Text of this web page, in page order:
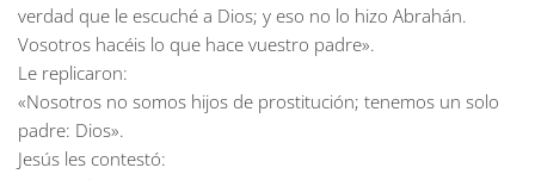
verdad que le escuché a Dios; y eso no lo hizo Abrahán.
Vosotros hacéis lo que hace vuestro padre».
Le replicaron:
«Nosotros no somos hijos de prostitución; tenemos un solo
padre: Dios».
Jesús les contestó: